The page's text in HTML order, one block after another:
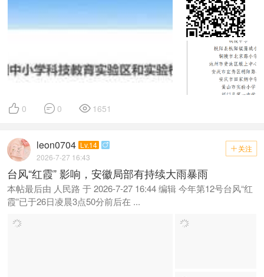
 0  0  1651
 关注
leon0704 Lv.14 
2026-7-27 16:43
台风“红霞” 影响，安徽局部有持续大雨暴雨
本帖最后由 人民路 于 2026-7-27 16:44 编辑 今年第12号台风“红
霞”已于26日凌晨3点50分前后在 ...